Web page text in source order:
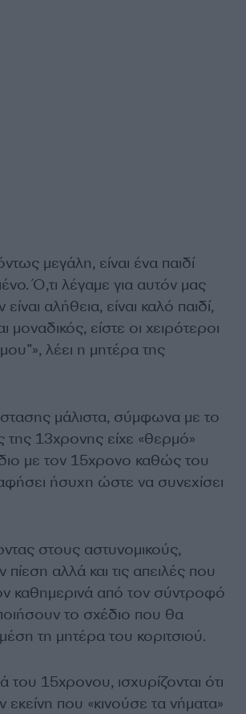
μεγάλη, είναι ένα παιδί
Ό,τι λέγαμε για αυτόν μας
αλήθεια, είναι καλό παιδί,
μοναδικός, είστε οι χειρότεροι
λέει η μητέρα της
μάλιστα, σύμφωνα με το
της 13χρονης είχε «θερμό»
με τον 15χρονο καθώς του
ήσυχη ώστε να συνεχίσει
στους αστυνομικούς,
πίεση αλλά και τις απειλές που
καθημερινά από τον σύντροφό
το σχέδιο που θα
τη μητέρα του κοριτσιού.
15χρονου, ισχυρίζονται ότι
που «κινούσε τα νήματα»